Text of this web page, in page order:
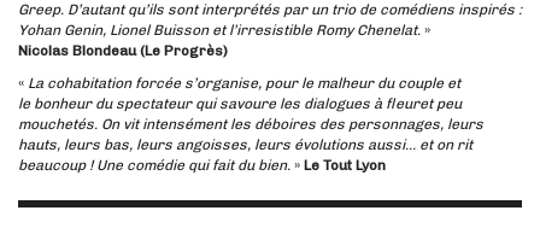
Greep. D’autant qu’ils sont interprétés par un trio de comédiens inspirés :
Yohan Genin, Lionel Buisson et l’irresistible Romy Chenelat. »
Nicolas Blondeau (Le Progrès)
« La cohabitation forcée s’organise, pour le malheur du couple et
le bonheur du spectateur qui savoure les dialogues à fleuret peu
mouchetés. On vit intensément les déboires des personnages, leurs
hauts, leurs bas, leurs angoisses, leurs évolutions aussi… et on rit
beaucoup ! Une comédie qui fait du bien. » Le Tout Lyon